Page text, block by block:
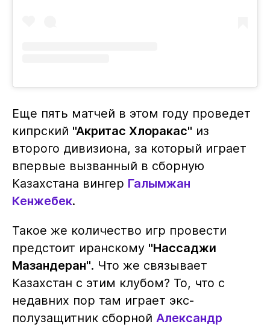
Еще пять матчей в этом году проведет
кипрский "Акритас Хлоракас" из
второго дивизиона, за который играет
впервые вызванный в сборную
Казахстана вингер Галымжан
Кенжебек.
Такое же количество игр провести
предстоит иранскому "Нассаджи
Мазандеран". Что же связывает
Казахстан с этим клубом? То, что с
недавних пор там играет экс-
полузащитник сборной Александр